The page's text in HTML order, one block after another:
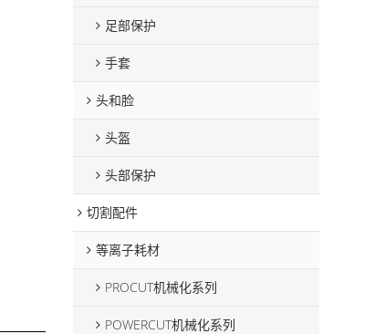
足部保护
手套
头和脸
头盔
头部保护
切割配件
等离子耗材
PROCUT机械化系列
POWERCUT机械化系列